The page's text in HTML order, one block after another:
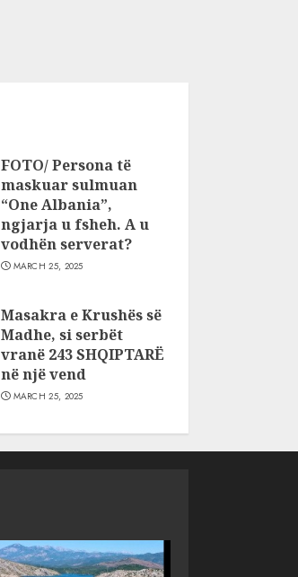
FOTO/ Persona të
maskuar sulmuan
“One Albania”,
ngjarja u fsheh. A u
vodhën serverat?
MARCH 25, 2025
Masakra e Krushës së
Madhe, si serbët
vranë 243 SHQIPTARË
në një vend
MARCH 25, 2025